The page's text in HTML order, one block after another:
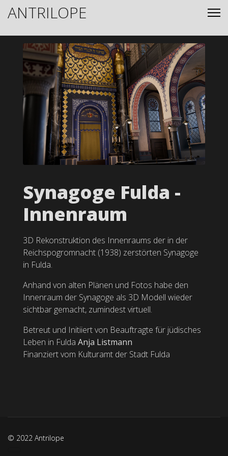
ANTRILOPE
Synagoge Fulda -
Innenraum
3D Rekonstruktion des Innenraums der in der
Reichspogromnacht (1938) zerstörten Synagoge
in Fulda.
Anhand von alten Plänen und Fotos habe den
Innenraum der Synagoge als 3D Modell wieder
sichtbar gemacht, zumindest virtuell.
Betreut und Initiiert von Beauftragte für jüdisches
Leben in Fulda Anja Listmann
Finanziert vom Kulturamt der Stadt Fulda
© 2022 Antrilope